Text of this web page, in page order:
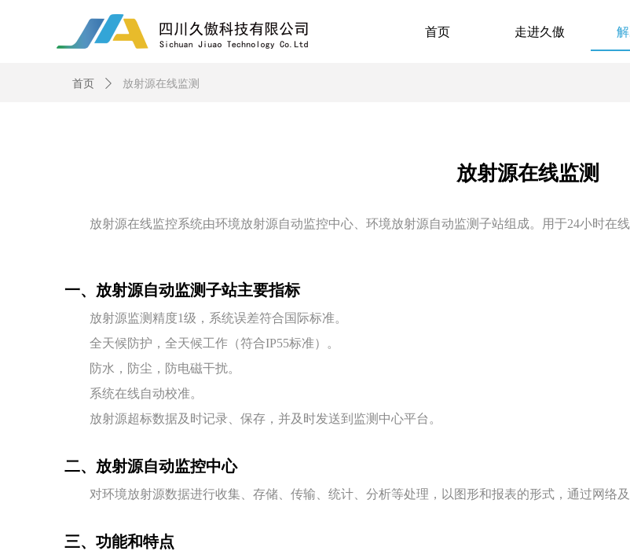
首页 走进久傲
首页 ꄲ 放射源在线监测
放射源在线监测
放射源在线监控系统由环境放射源自动监控中心、环境放射源自动监测子站组成。用于24小时在线
一、放射源自动监测子站主要指标
放射源监测精度1级，系统误差符合国际标准。
全天候防护，全天候工作（符合IP55标准）。
防水，防尘，防电磁干扰。
系统在线自动校准。
放射源超标数据及时记录、保存，并及时发送到监测中心平台。
二、放射源自动监控中心
对环境放射源数据进行收集、存储、传输、统计、分析等处理，以图形和报表的形式，通过网络及
三、功能和特点